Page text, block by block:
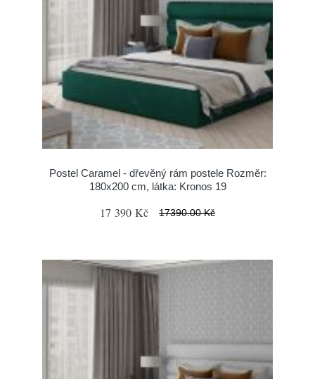
Postel Caramel - dřevěný rám postele Rozměr:
180x200 cm, látka: Kronos 19
17 390 Kč 17390.00 Kč